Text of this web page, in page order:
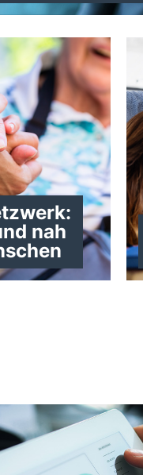
nah